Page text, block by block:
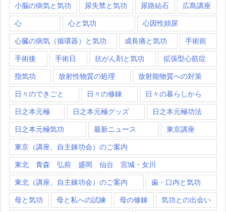
小脳の病気と気功 尿失禁と気功 尿路結石 広島講座
心 心と気功 心因性頻尿
心臓の病気（循環器）と気功 成長痛と気功 手術前
手術後 手術日 抗がん剤と気功 拡張型心筋症
指気功 放射性物質の処理 放射能物質への対策
日々のできごと 日々の修錬 日々の暮らしから
日之本元極 日之本元極グッズ 日之本元極功法
日之本元極気功 最新ニュース 東京講座
東京（講座、自主錬功会）のご案内
東北 青森 弘前 盛岡 仙台 宮城・女川
東北（講座、自主錬功会）のご案内 歯・口内と気功
母と気功 母と私への試練 母の修錬 気功との出会い